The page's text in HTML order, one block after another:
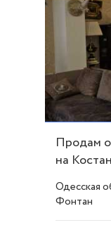
Продам
на
ID 52764
Одесская
Фонтан